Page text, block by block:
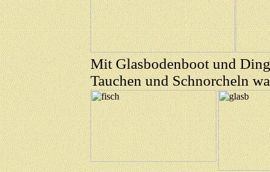
Mit Glasbodenboot und
Tauchen und Schnorcheln